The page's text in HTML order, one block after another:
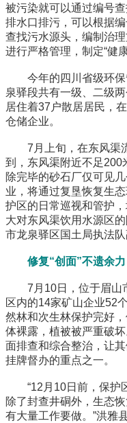
被污染就可以通过编号
排水口排污，可以根据
查找污水源头，编制治
进行严格管理，制定“健康
今年的四川省级环保
泉驿段共有一级、二级
居住着37户散居居民，
仓储企业。
7月上旬，在东风渠流
到，东风渠附近不足200
除完毕的砂石厂仅可见
业，将通过复垦恢复生
护区的日常巡视和管护
大对东风渠饮用水源区
市龙泉驿区国土局执法队
修复“创面”不遗余力
7月10日，位于眉山
区内的14家矿山企业52
然林和次生林保护完好
体裸露，植被被严重破
面排查和综合整治，让
挂牌督办的重点之一。
“12月10日前，保护区
除了封查井硐外，生态
有大量工作要做。”洪雅